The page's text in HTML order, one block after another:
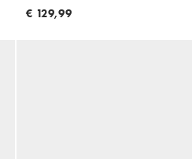
crèpe met gedrapeerde halslijn
€ 129,99